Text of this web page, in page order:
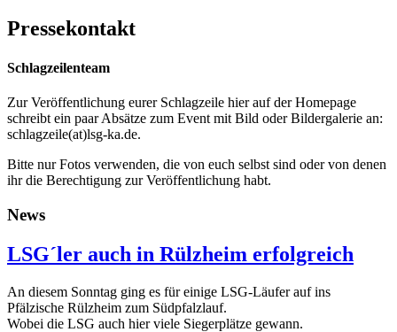
Pressekontakt
Schlagzeilenteam
Zur Veröffentlichung eurer Schlagzeile hier auf der Homepage
schreibt ein paar Absätze zum Event mit Bild oder Bildergalerie an:
schlagzeile(at)lsg-ka.de.
Bitte nur Fotos verwenden, die von euch selbst sind oder von denen
ihr die Berechtigung zur Veröffentlichung habt.
News
LSG´ler auch in Rülzheim erfolgreich
An diesem Sonntag ging es für einige LSG-Läufer auf ins
Pfälzische Rülzheim zum Südpfalzlauf.
Wobei die LSG auch hier viele Siegerplätze gewann.